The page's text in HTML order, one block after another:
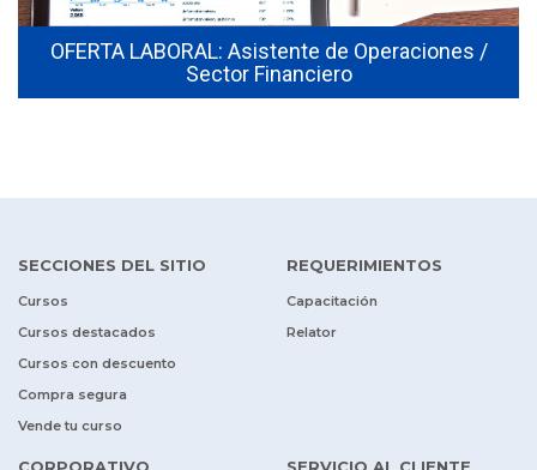
OFERTA LABORAL: Asistente de Operaciones /
Sector Financiero
SECCIONES DEL SITIO
Cursos
Cursos destacados
Cursos con descuento
Compra segura
Vende tu curso
REQUERIMIENTOS
Capacitación
Relator
CORPORATIVO SERVICIO AL CLIENTE